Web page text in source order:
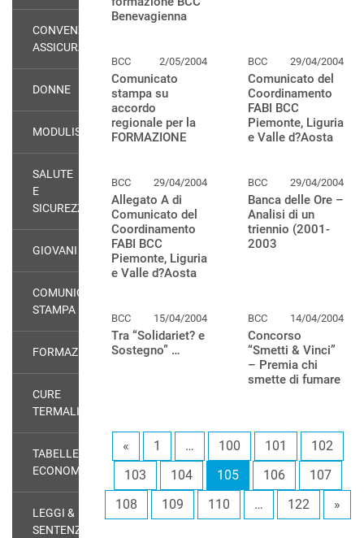
CONVENZIONI
ASSICURATIVE
DONNE
MODULISTICA
SALUTE
E
SICUREZZA
GIOVANI
COMUNICATI
STAMPA
FORMAZIONE
CURE
TERMALI
TABELLE
ECONOMICHE
LEGGI &
SENTENZE
Benevagienna
BCC 2/05/2004
Comunicato
stampa su
accordo
regionale per la
FORMAZIONE
BCC 29/04/2004
Comunicato del
Coordinamento
FABI BCC
Piemonte, Liguria
e Valle d?Aosta
BCC 29/04/2004
Allegato A di
Comunicato del
Coordinamento
FABI BCC
Piemonte, Liguria
e Valle d?Aosta
BCC 29/04/2004
Banca delle Ore –
Analisi di un
triennio (2001-
2003
BCC 15/04/2004
Tra “Solidariet? e
Sostegno” …
BCC 14/04/2004
Concorso
“Smetti & Vinci”
– Premia chi
smette di fumare
« 1 … 100 101
102
103
104 105 106
107
108
109 110 … 122 »